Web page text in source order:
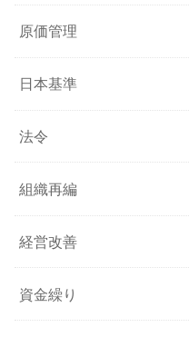
原価管理
日本基準
法令
組織再編
経営改善
資金繰り